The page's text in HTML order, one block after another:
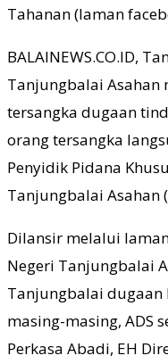
Tahanan (laman
BALAINEWS.CO.ID,
Tanjungbalai Asahan
tersangka dugaan
orang tersangka
Penyidik Pidana
Tanjungbalai Asahan
Dilansir melalui
Negeri Tanjungbalai
Tanjungbalai
masing-masing, ADS
Perkasa Abadi, EH